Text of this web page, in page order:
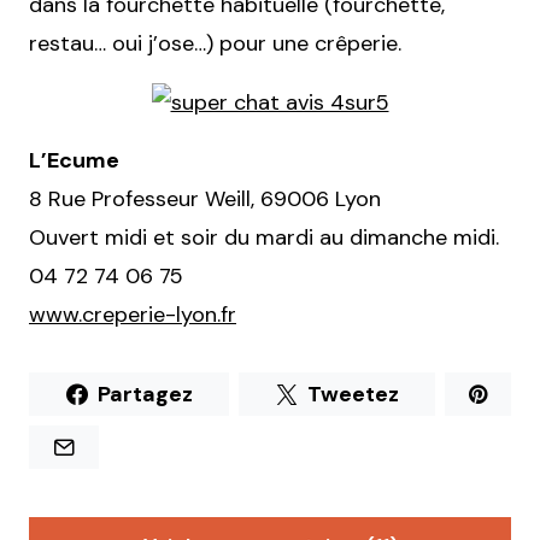
restau… oui j’ose…) pour une crêperie.
L’Ecume
8 Rue Professeur Weill, 69006 Lyon
Ouvert midi et soir du mardi au dimanche midi.
04 72 74 06 75
www.creperie-lyon.fr
Partagez Tweetez